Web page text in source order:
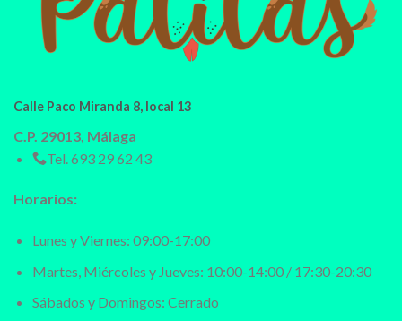
Calle Paco Miranda 8, local 13
C.P. 29013, Málaga
Tel. 693 29 62 43
Horarios:
Lunes y Viernes: 09:00-17:00
Martes, Miércoles y Jueves: 10:00-14:00 / 17:30-20:30
Sábados y Domingos: Cerrado